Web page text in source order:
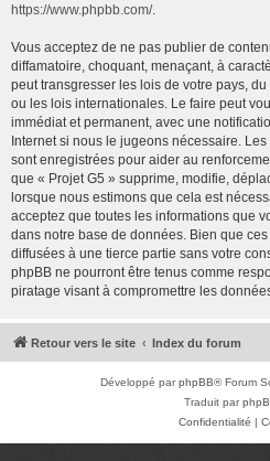
https://www.phpbb.com/.
Vous acceptez de ne pas publier de
diffamatoire, choquant, menaçant, à
peut transgresser les lois de votre pays,
ou les lois internationales. Le faire peut
immédiat et permanent, avec une
Internet si nous le jugeons nécessaire.
sont enregistrées pour aider au
que « Projet G5 » supprime, modifie,
lorsque nous estimons que cela est
acceptez que toutes les informations que
dans notre base de données. Bien que
diffusées à une tierce partie sans votre
phpBB ne pourront être tenus comme
piratage visant à compromettre les
Retour vers le site Index du forum
Développé parphpBB® Forum
Traduit par
Confidentialité |